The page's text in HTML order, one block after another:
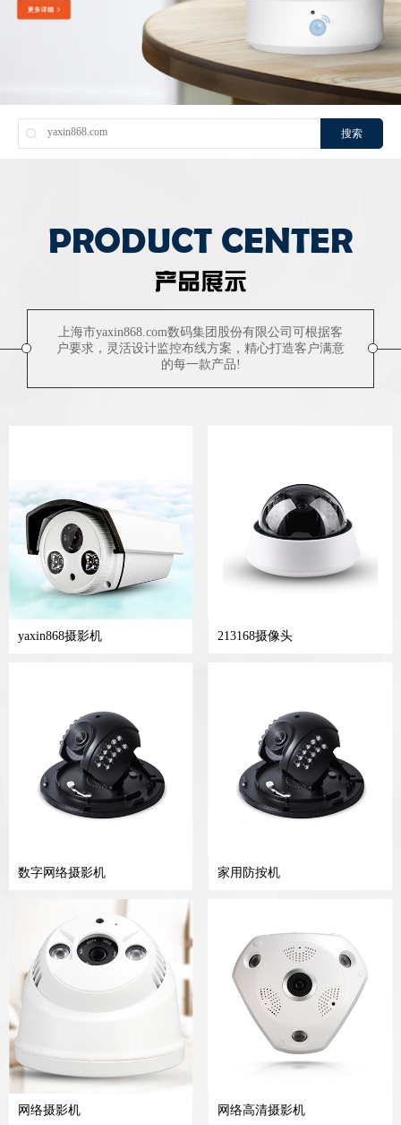
搜索
PRODUCT CENTER
产品展示
上海市yaxin868.com数码集团股份有限公司可根据客
户要求，灵活设计监控布线方案，精心打造客户满意
的每一款产品!
yaxin868摄影机 213168摄像头
数字网络摄影机 家用防按机
网络摄影机 网络高清摄影机